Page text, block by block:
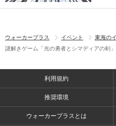
ウォーカープラス イベント 東海の
謎解きゲーム「光の勇者とシマディアの剣」
利用規約
推奨環境
ウォーカープラスとは